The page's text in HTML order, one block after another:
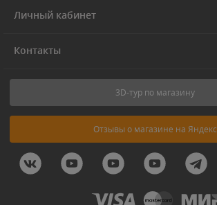
Личный кабинет
Контакты
3D-тур по магазину
Отзывы о магазине на Яндекс